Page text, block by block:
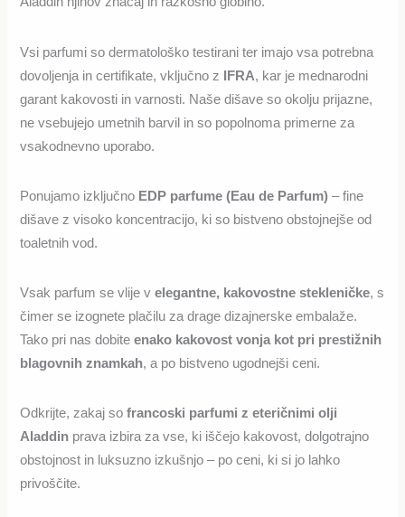
Vsi parfumi so dermatološko testirani ter imajo vsa potrebna
dovoljenja in certifikate, vključno z IFRA, kar je mednarodni
garant kakovosti in varnosti. Naše dišave so okolju prijazne,
ne vsebujejo umetnih barvil in so popolnoma primerne za
vsakodnevno uporabo.
Ponujamo izključno EDP parfume (Eau de Parfum) – fine
dišave z visoko koncentracijo, ki so bistveno obstojnejše od
toaletnih vod.
Vsak parfum se vlije velegantne, kakovostne stekleničke, s
čimer se izognete plačilu za drage dizajnerske embalaže.
Tako pri nas dobiteenako kakovost vonja kot pri prestižnih
blagovnih znamkah, a po bistveno ugodnejši ceni.
Odkrijte, zakaj sofrancoski parfumi z eteričnimi olji
Aladdin prava izbira za vse, ki iščejo kakovost, dolgotrajno
obstojnost in luksuzno izkušnjo – po ceni, ki si jo lahko
privoščite.